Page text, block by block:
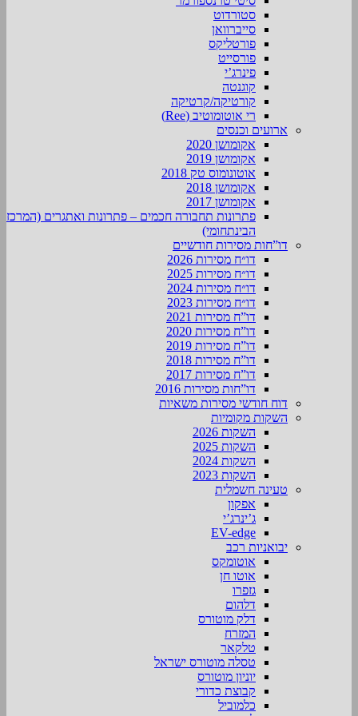
סטורדוט
סייברוואן
פורטליקס
פורסייט
פינרג’י
קוגנטה
קורטיקה/קרטיקה
רי אוטומוטיב (Ree)
ארועים וכנסים
אקומושן 2020
אקומושן 2019
אוטונומוס טק 2018
אקומושן 2018
אקומושן 2017
פתרונות תחבורה חכמים – פתרונות ואתגרים (המרכז
הבינתחומי)
דו”חות מסירות חודשיים
דו״ח מסירות 2026
דו״ח מסירות 2025
דו״ח מסירות 2024
דו״ח מסירות 2023
דו”ח מסירות 2021
דו”ח מסירות 2020
דו”ח מסירות 2019
דו”ח מסירות 2018
דו”ח מסירות 2017
דו”חות מסירות 2016
דוח חודשי מסירות משאיות
השקות מקומיות
השקות 2026
השקות 2025
השקות 2024
השקות 2023
טעינה חשמלית
אפקון
ג’ינרג’י
EV-edge
יבואניות רכב
אוטומקס
אוטו חן
גזפרו
דלהום
דלק מוטורס
המזרח
טלקאר
טסלה מוטורס ישראל
יוניון מוטורס
קבוצת כדורי
כלמוביל